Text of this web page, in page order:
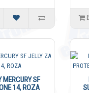
MERCURY SF
14, ROZA